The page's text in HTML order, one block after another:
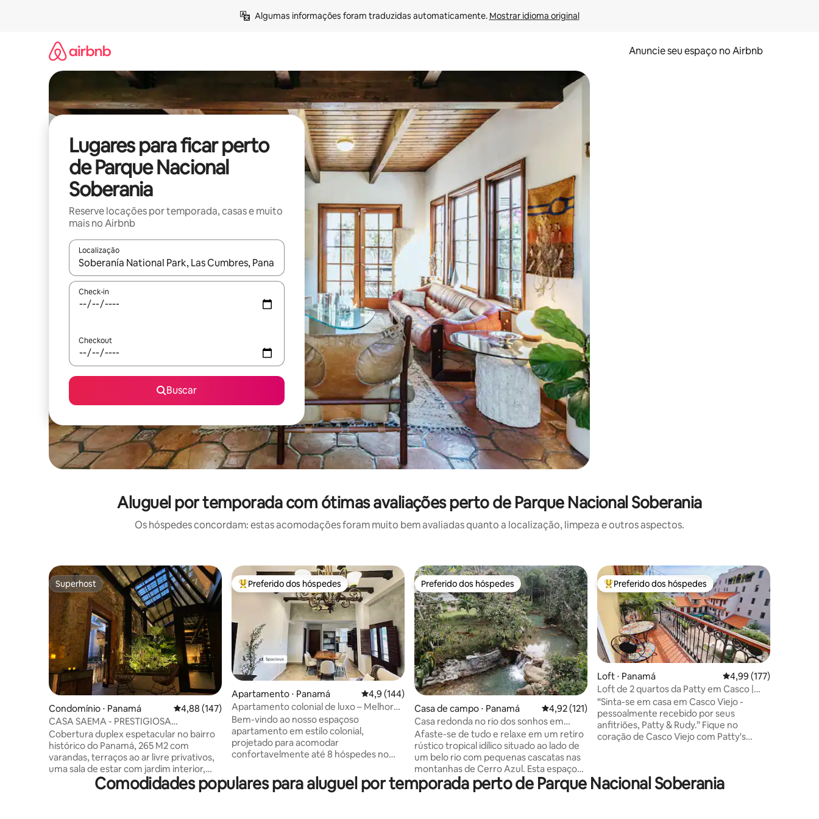
Algumas informações foram traduzidas automaticamente. Mostrar idioma original
Anuncie seu espaço no Airbnb
Lugares para ficar perto
de Parque Nacional
Soberania
Reserve locações por temporada, casas e muito
mais no Airbnb
Localização
Quando os resultados estiverem disponíveis, explore-os usando as seta para cima e para baixo do teclado ou tocando e deslizando o dedo na tela.
Check-in
Checkout
Buscar
Aluguel por temporada com ótimas avaliações perto de Parque Nacional Soberania
Os hóspedes concordam: estas acomodações foram muito bem avaliadas quanto a localização, limpeza e outros aspectos.
Superhost
Superhost
Condomínio ⋅ Panamá 4,88 de uma avaliação média de 5, 147 avaliações
4,88 (147)
CASA SAEMA - PRESTIGIOSA
COTTAGEM DUPLEX COM TERRAÇOS
Cobertura duplex espetacular no bairro
histórico do Panamá, 265 M2 com
varandas, terraços ao ar livre privativos,
uma sala de estar com jardim interior,
uma sala de jantar, 3 quartos (+ sofá-
cama no estúdio), recentemente
Entre os melhores preferidos dos hóspedes
Preferido dos hóspedes
Apartamento ⋅ Panamá 4,9 de uma avaliação média de 5, 144 avaliações
4,9 (144)
Apartamento colonial de luxo – Melhor
localização na Cidade Antiga
Bem-vindo ao nosso espaçoso
apartamento em estilo colonial,
projetado para acomodar
confortavelmente até 8 hóspedes no
em frente a uma das praças mais belas
do bairro histórico, você estará cercado
Preferido dos hóspedes
Preferido dos hóspedes
Casa de campo ⋅ Panamá 4,92 de uma avaliação média de 5, 121 avaliações
4,92 (121)
Casa redonda no rio dos sonhos em
Cerro Azul
Afaste-se de tudo e relaxe em um retiro
rústico tropical idílico situado ao lado de
um belo rio com pequenas cascatas nas
montanhas de Cerro Azul. Esta espaçosa
casa de 2 andares e um quarto é ideal
para casais, famílias pequenas ou grupos,
Entre os melhores preferidos dos hóspedes
Preferido dos hóspedes
Loft ⋅ Panamá 4,99 de uma avaliação
4,99 (177)
Loft de 2 quartos da Patty em Casco |
Varanda e toque pessoal
“Sinta-se em casa em Casco Viejo -
pessoalmente recebido por seus
anfitriões, Patty & Rudy.” Fique no
coração de Casco Viejo com Patty's
restaurantes, cafés, bares e praças, ao
Comodidades populares para aluguel por temporada perto de Parque Nacional Soberania